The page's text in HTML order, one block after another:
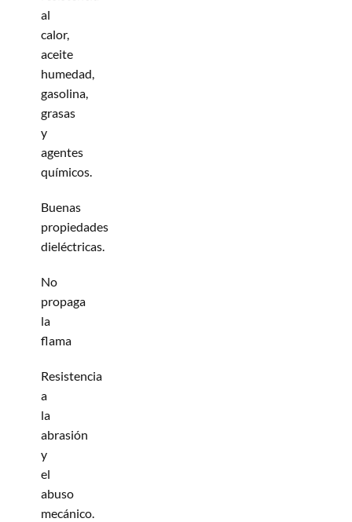
al
calor,
aceite
humedad,
gasolina,
grasas
y
agentes
químicos.
Buenas
propiedades
dieléctricas.
No
propaga
la
flama
Resistencia
a
la
abrasión
y
el
abuso
mecánico.